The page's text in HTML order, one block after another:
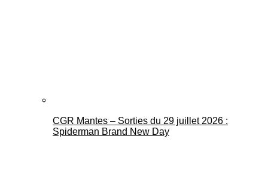
CGR Mantes – Sorties du 29 juillet 2026 :
Spiderman Brand New Day